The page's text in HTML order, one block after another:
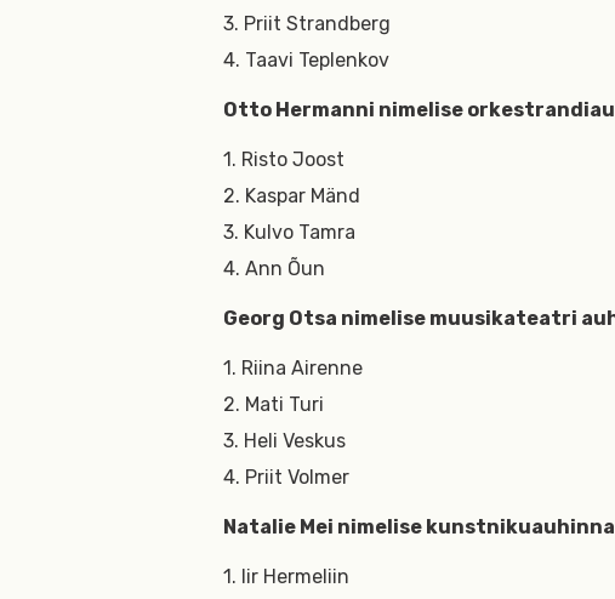
3. Priit Strandberg
4. Taavi Teplenkov
Otto Hermanni nimelise
1. Risto Joost
2. Kaspar Mänd
3. Kulvo Tamra
4. Ann Õun
Georg Otsa nimelise muusikateatri
1. Riina Airenne
2. Mati Turi
3. Heli Veskus
4. Priit Volmer
Natalie Mei nimelise
1. Iir Hermeliin